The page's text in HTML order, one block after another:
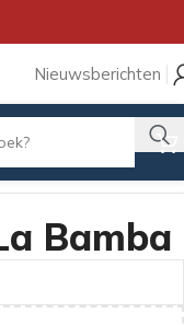
Nieuwsberichten
Bamba